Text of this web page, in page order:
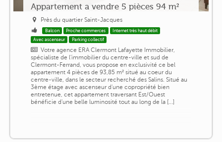
Appartement a vendre 5 pièces 94 m²
Près du quartier Saint-Jacques
Balcon Proche commerces
Internet très haut débit
Avec ascenseur
Parking collectif
Votre agence ERA Clermont Lafayette Immobilier,
spécialiste de l'immobilier du centre-ville et sud de
Clermont-Ferrand, vous propose en exclusivité ce bel
appartement 4 pièces de 93,85 m² situé au coeur du
centre-ville, dans le secteur recherché des Salins. Situé au
3ème étage avec ascenseur d'une copropriété bien
entretenue, cet appartement traversant Est/Ouest
bénéficie d'une belle luminosité tout au long de la [...]